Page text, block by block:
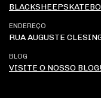
ENDEREÇO
RUA AUGUSTE
BLOG
VISITE O NOSSO BLOG!